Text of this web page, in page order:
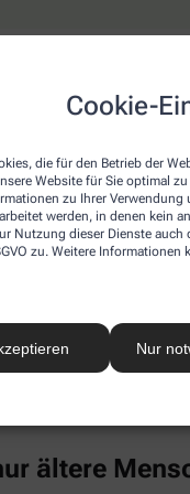
Cookie-
die für den Betrieb der
Website für Sie optimal
zu Ihrer Verwendung
werden, in denen kein
Nutzung dieser Dienste auch
zu. Weitere Informationen
Nur
erhöhten
wähnt sich oft in
die Blutfettwerte in
chronischer
Baby-Pille
Punkt 4). Als
Cholesterin im
kann sich in
unter anderem
im Blut
gesunden
im Leben
ältere